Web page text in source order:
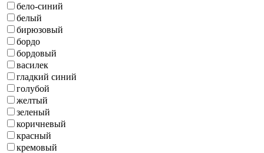
бело-синий
белый
бирюзовый
бордо
бордовый
василек
гладкий синий
голубой
желтый
зеленый
коричневый
красный
кремовый